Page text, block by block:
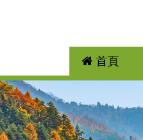
首頁